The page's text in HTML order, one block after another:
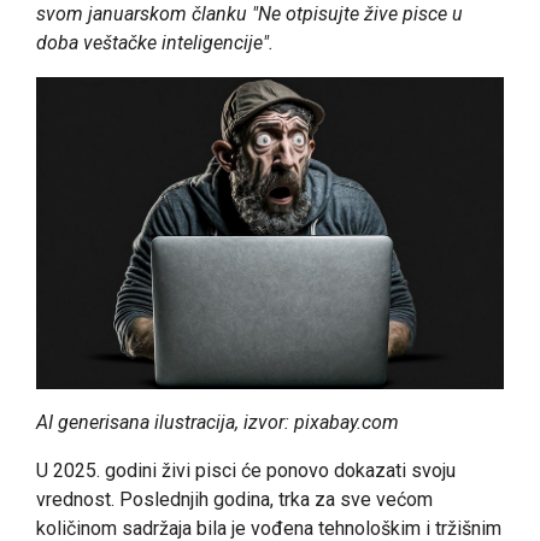
svom januarskom članku "Ne otpisujte žive pisce u
doba veštačke inteligencije".
AI generisana ilustracija, izvor: pixabay.com
U 2025. godini živi pisci će ponovo dokazati svoju
vrednost. Poslednjih godina, trka za sve većom
količinom sadržaja bila je vođena tehnološkim i tržišnim